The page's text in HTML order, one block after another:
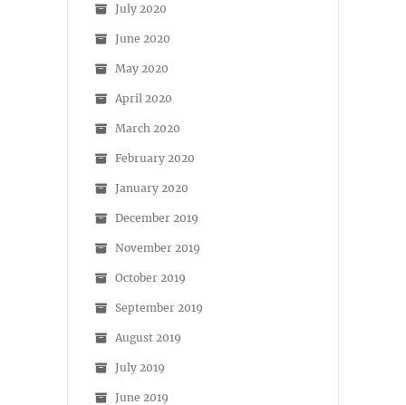
July 2020
June 2020
May 2020
April 2020
March 2020
February 2020
January 2020
December 2019
November 2019
October 2019
September 2019
August 2019
July 2019
June 2019